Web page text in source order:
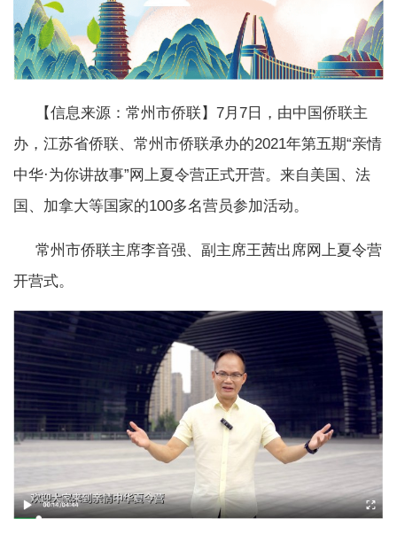
【信息来源：常州市侨联】7月7日，由中国侨联主
办，江苏省侨联、常州市侨联承办的2021年第五期“亲情
中华·为你讲故事”网上夏令营正式开营。来自美国、法
国、加拿大等国家的100多名营员参加活动。
常州市侨联主席李音强、副主席王茜出席网上夏令营
开营式。